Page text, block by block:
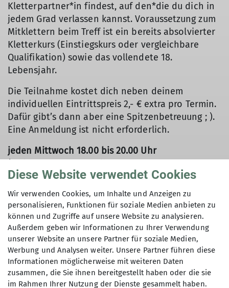
Kletterpartner*in findest, auf den*die du dich in
jedem Grad verlassen kannst. Voraussetzung zum
Mitklettern beim Treff ist ein bereits absolvierter
Kletterkurs (Einstiegskurs oder vergleichbare
Qualifikation) sowie das vollendete 18.
Lebensjahr.
Die Teilnahme kostet dich neben deinem
individuellen Eintrittspreis 2,- € extra pro Termin.
Dafür gibt’s dann aber eine Spitzenbetreuung ; ).
Eine Anmeldung ist nicht erforderlich.
jeden Mittwoch 18.00 bis 20.00 Uhr
Winterschulferien)
jeden Sonntag 16:00 bis 18:00 Uhr
(Trainer: Hauke & Rafa; Pause: Sommer- und
Winterschulferien)
Diese Website verwendet Cookies
Wir verwenden Cookies, um Inhalte und Anzeigen zu
personalisieren, Funktionen für soziale Medien anbieten zu
können und Zugriffe auf unsere Website zu analysieren.
Außerdem geben wir Informationen zu Ihrer Verwendung
unserer Website an unsere Partner für soziale Medien,
Werbung und Analysen weiter. Unsere Partner führen diese
Informationen möglicherweise mit weiteren Daten
zusammen, die Sie ihnen bereitgestellt haben oder die sie
im Rahmen Ihrer Nutzung der Dienste gesammelt haben.